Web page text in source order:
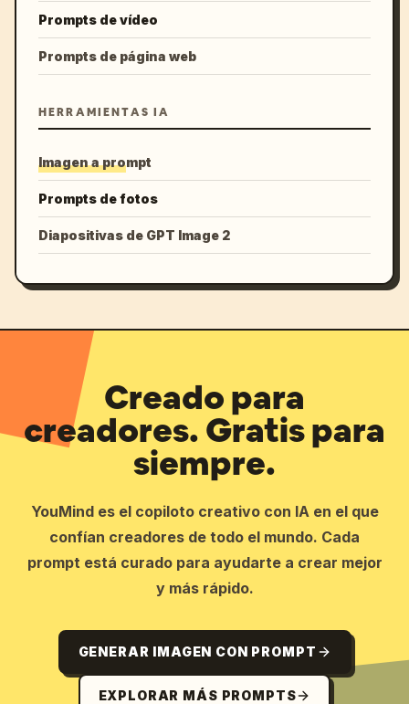
Prompts de vídeo
Prompts de página web
HERRAMIENTAS IA
Imagen a prompt
Prompts de fotos
Diapositivas de GPT Image 2
Creado para
creadores. Gratis para
siempre.
YouMind es el copiloto creativo con IA en el que
confían creadores de todo el mundo. Cada
prompt está curado para ayudarte a crear mejor
y más rápido.
GENERAR IMAGEN CON PROMPT
EXPLORAR MÁS PROMPTS